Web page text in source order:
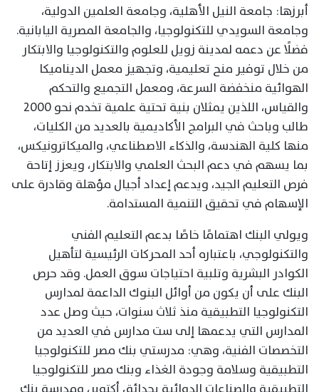
أبرزها: جامعة النيل الأهلية، وجامعة العلمين الدولية،
وجامعة السويدي للتكنولوجيا، والجامعة المصرية اليابانية.
فضلًا عن دعمه لمدينة زويل للعلوم والتكنولوجيا والابتكار
من خلال توفير منح تعليمية، وتجهيز معمل الديناميكا
الهوائية منخفضة السرعة، ومعمل التجميع والتحكم
والقياس، اللذين يمثلان بنية تحتية علمية تخدم نحو 2000
طالب وباحث في البرامج الأكاديمية بالعديد من الكليات،
منها كلية الهندسة، والذكاء الاصطناعي، والميكاترونيكس،
بما يسهم في دعم البحث العلمي والابتكار، ويعزز إتاحة
فرص التعليم الجيد، ويدعم إعداد أجيال مؤهلة وقادرة على
الإسهام في تحقيق التنمية المستدامة.
ويولي البنك اهتمامًا خاصًا بدعم التعليم الفني
والتكنولوجي، باعتباره أحد المحركات الرئيسية لتأهيل
الكوادر البشرية وتلبية احتياجات سوق العمل. وقد حرص
البنك على أن يكون من أوائل البنوك الداعمة لمدارس
التكنولوجيا التطبيقية منذ ثلاث سنوات، حيث وصل عدد
المدارس التي يدعمها إلى ست مدارس في العديد من
التخصصات الفنية، وهي: مدرستي بنك مصر للتكنولوجيا
التطبيقية وسلامة وجودة الغذاء وبنك مصر للتكنولوجيا